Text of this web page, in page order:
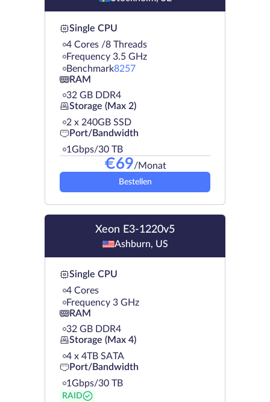
Single CPU
4 Cores /8 Threads
Frequency 3.5 GHz
Benchmark8257
RAM
32 GB DDR4
Storage (Max 2)
2 х 240GB SSD
Port/Bandwidth
1Gbps/30 TB
€69/Monat
Bestellen
Xeon E3-1220v5
Ashburn, US
Single CPU
4 Cores
Frequency 3 GHz
RAM
32 GB DDR4
Storage (Max 4)
4 х 4TB SATA
Port/Bandwidth
1Gbps/30 TB
RAID